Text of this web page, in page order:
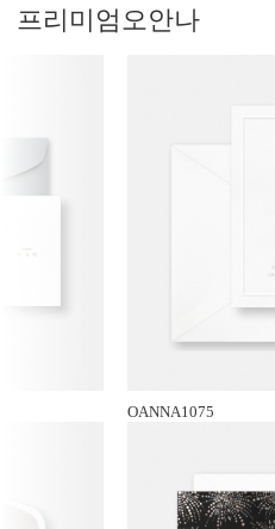
프리미엄오안나
OANNA1075